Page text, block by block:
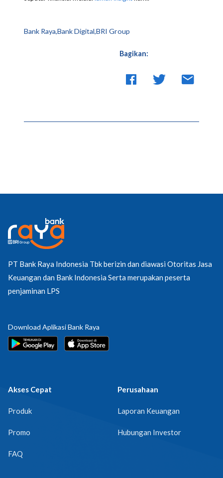
Bank Raya,Bank Digital,BRI Group
Bagikan:
PT Bank Raya Indonesia Tbk berizin dan diawasi Otoritas Jasa
Keuangan dan Bank Indonesia Serta merupakan peserta
penjaminan LPS
Download Aplikasi Bank Raya
Akses Cepat
Produk
Promo
FAQ
Perusahaan
Laporan Keuangan
Hubungan Investor